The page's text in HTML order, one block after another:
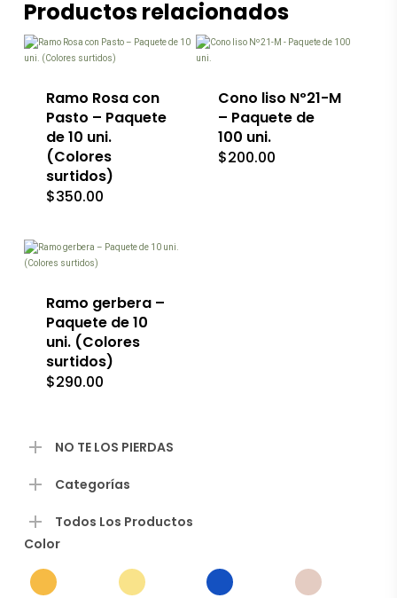
Productos relacionados
Ramo Rosa con
Pasto – Paquete
de 10 uni.
(Colores
surtidos)
$350.00
Cono liso Nº21-M
– Paquete de
100 uni.
$200.00
Ramo gerbera –
Paquete de 10
uni. (Colores
surtidos)
$290.00
NO TE LOS PIERDAS
Categorías
Todos Los Productos
Color